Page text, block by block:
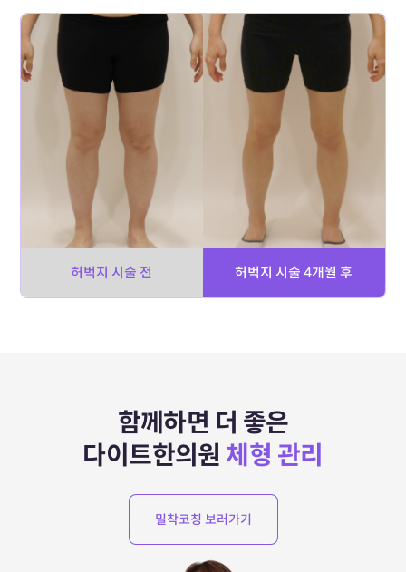
허벅지 시술 전 허벅지 시술 4개월 후
함께하면 더 좋은
다이트한의원 체형 관리
밀착코칭 보러가기